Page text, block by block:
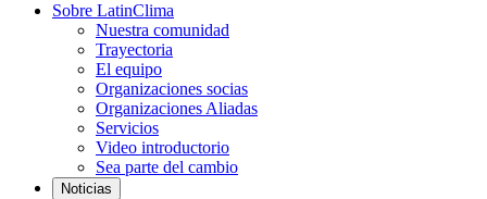
Sobre LatinClima
Nuestra comunidad
Trayectoria
El equipo
Organizaciones socias
Organizaciones Aliadas
Servicios
Video introductorio
Sea parte del cambio
Noticias